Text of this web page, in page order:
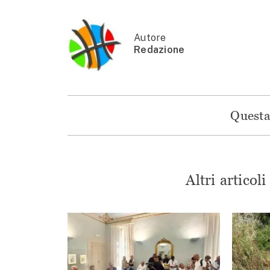
Autore
Redazione
Altri articoli